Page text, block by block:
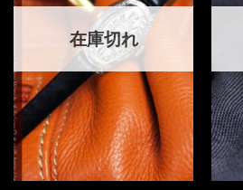
在庫切れ